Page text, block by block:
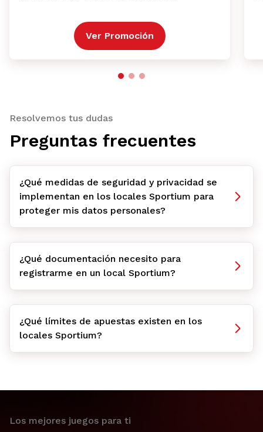
Ver Promoción
Resolvemos tus dudas
Preguntas frecuentes
¿Qué medidas de seguridad y privacidad se
implementan en los locales Sportium para
proteger mis datos personales?
¿Qué documentación necesito para
registrarme en un local Sportium?
¿Qué límites de apuestas existen en los
locales Sportium?
Los mejores juegos para ti